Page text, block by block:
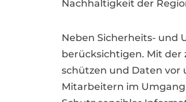
Nachhaltigkeit der
Neben Sicherheits- und
berücksichtigen. Mit der
schützen und Daten vor
Mitarbeitern im